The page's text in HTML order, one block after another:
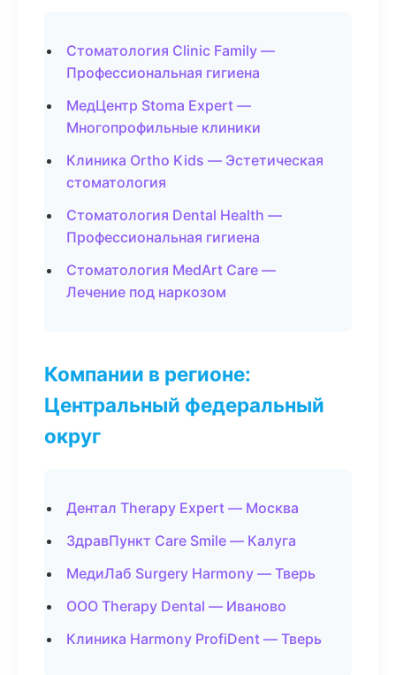
Стоматология Clinic Family —
Профессиональная гигиена
МедЦентр Stoma Expert —
Многопрофильные клиники
Клиника Ortho Kids — Эстетическая
стоматология
Стоматология Dental Health —
Профессиональная гигиена
Стоматология MedArt Care —
Лечение под наркозом
Компании в регионе:
Центральный федеральный
округ
Дентал Therapy Expert — Москва
ЗдравПункт Care Smile — Калуга
МедиЛаб Surgery Harmony — Тверь
ООО Therapy Dental — Иваново
Клиника Harmony ProfiDent — Тверь